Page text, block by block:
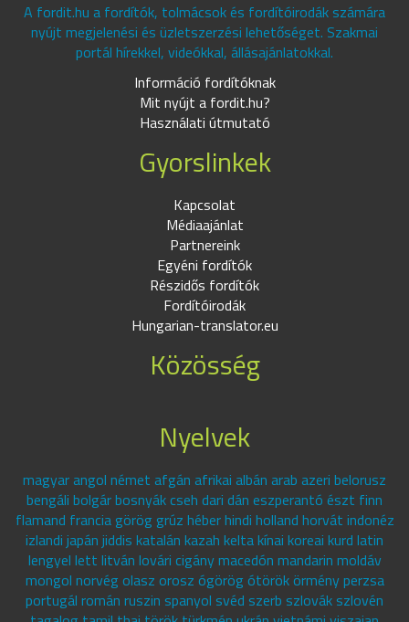
A fordit.hu a fordítók, tolmácsok és fordítóirodák számára
nyújt megjelenési és üzletszerzési lehetőséget. Szakmai
portál hírekkel, videókkal, állásajánlatokkal.
Információ fordítóknak
Mit nyújt a fordit.hu?
Használati útmutató
Gyorslinkek
Kapcsolat
Médiaajánlat
Partnereink
Egyéni fordítók
Részidős fordítók
Fordítóirodák
Hungarian-translator.eu
Közösség
Nyelvek
magyar angol német afgán afrikai albán arab azeri belorusz
bengáli bolgár bosnyák cseh dari dán eszperantó észt finn
flamand francia görög grúz héber hindi holland horvát indonéz
izlandi japán jiddis katalán kazah kelta kínai koreai kurd latin
lengyel lett litván lovári cigány macedón mandarin moldáv
mongol norvég olasz orosz ógörög ótörök örmény perzsa
portugál román ruszin spanyol svéd szerb szlovák szlovén